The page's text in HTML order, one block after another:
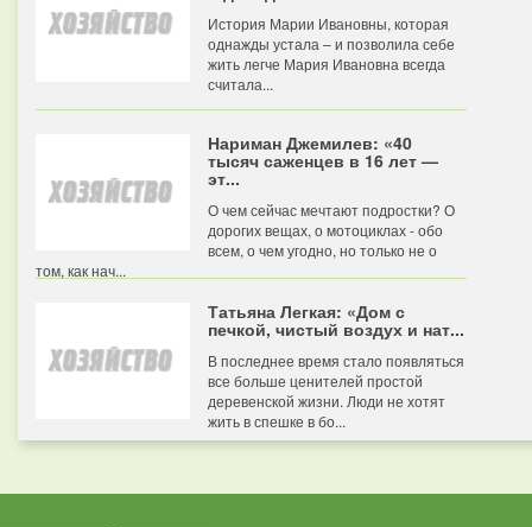
История Марии Ивановны, которая
однажды устала – и позволила себе
жить легче Мария Ивановна всегда
считала...
Нариман Джемилев: «40
тысяч саженцев в 16 лет —
эт...
О чем сейчас мечтают подростки? О
дорогих вещах, о мотоциклах - обо
всем, о чем угодно, но только не о
том, как нач...
Татьяна Легкая: «Дом с
печкой, чистый воздух и нат...
В последнее время стало появляться
все больше ценителей простой
деревенской жизни. Люди не хотят
жить в спешке в бо...